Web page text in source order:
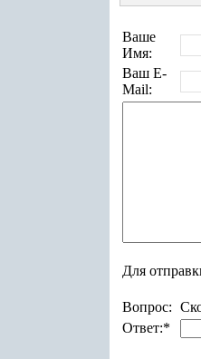
Ваше
Имя:
Ваш E-
Mail:
Для
Вопрос:
Ответ:*